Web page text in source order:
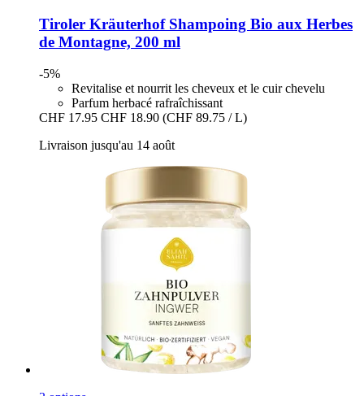
Tiroler KräuterhofShampoing Bio aux Herbes
de Montagne, 200 ml
-5%
Revitalise et nourrit les cheveux et le cuir chevelu
Parfum herbacé rafraîchissant
CHF 17.95 CHF 18.90 (CHF 89.75 / L)
Livraison jusqu'au 14 août